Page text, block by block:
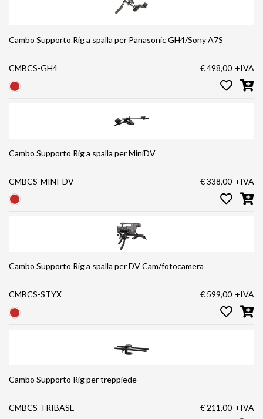
Cambo Supporto Rig a spalla per Panasonic GH4/Sony A7S
CMBCS-GH4 € 498,00 +IVA
Cambo Supporto Rig a spalla per MiniDV
CMBCS-MINI-DV € 338,00 +IVA
Cambo Supporto Rig a spalla per DV Cam/fotocamera
CMBCS-STYX € 599,00 +IVA
Cambo Supporto Rig per treppiede
CMBCS-TRIBASE € 211,00 +IVA